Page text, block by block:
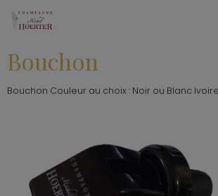
Bouchon
Bouchon Couleur au choix : Noir ou Blanc Ivoire